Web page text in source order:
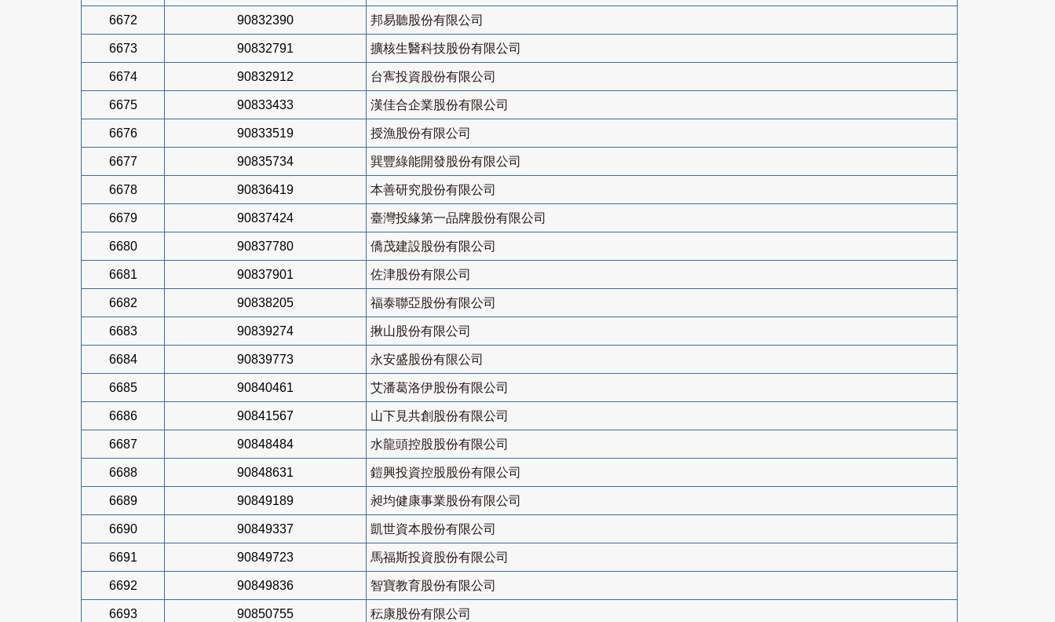
6672 90832390 邦易聽股份有限公司
6673 90832791 擴核生醫科技股份有限公司
6674 90832912 台寯投資股份有限公司
6675 90833433 漢佳合企業股份有限公司
6676 90833519 授漁股份有限公司
6677 90835734 巽豐綠能開發股份有限公司
6678 90836419 本善研究股份有限公司
6679 90837424 臺灣投緣第一品牌股份有限公司
6680 90837780 僑茂建設股份有限公司
6681 90837901 佐津股份有限公司
6682 90838205 福泰聯亞股份有限公司
6683 90839274 揪山股份有限公司
6684 90839773 永安盛股份有限公司
6685 90840461 艾潘葛洛伊股份有限公司
6686 90841567 山下見共創股份有限公司
6687 90848484 水龍頭控股股份有限公司
6688 90848631 鎧興投資控股股份有限公司
6689 90849189 昶均健康事業股份有限公司
6690 90849337 凱世資本股份有限公司
6691 90849723 馬福斯投資股份有限公司
6692 90849836 智寶教育股份有限公司
6693 90850755 秐康股份有限公司